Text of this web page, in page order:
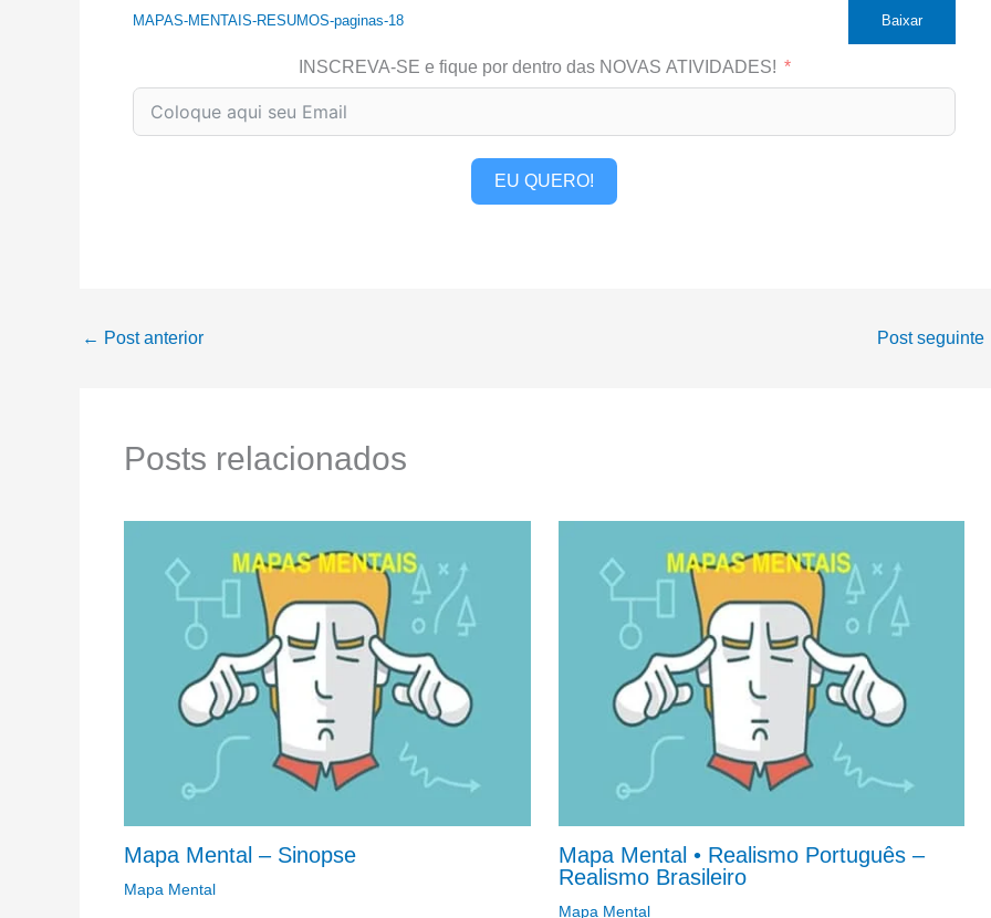
MAPAS-MENTAIS-RESUMOS-paginas-18 Baixar
INSCREVA-SE e fique por dentro das NOVAS ATIVIDADES!
EU QUERO!
← Post anterior Post seguinte
Posts relacionados
Mapa Mental – Sinopse
Mapa Mental
Mapa Mental • Realismo Português –
Realismo Brasileiro
Mapa Mental